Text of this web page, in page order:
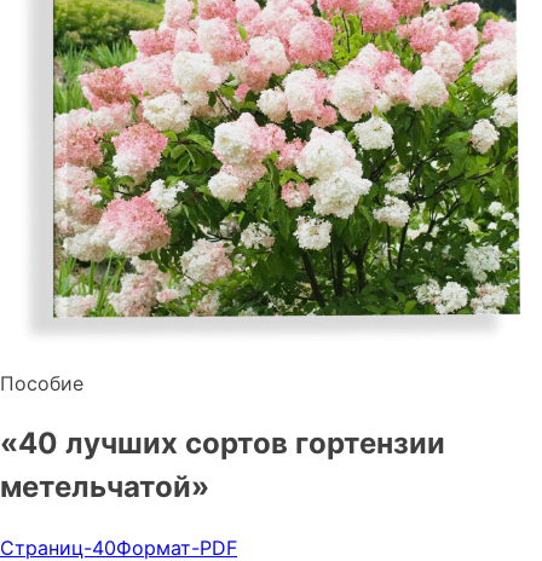
Пособие
«40 лучших сортов гортензии
метельчатой»
Страниц-40Формат-PDF